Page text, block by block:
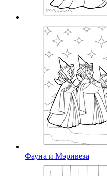
Фауна и Мэривеза